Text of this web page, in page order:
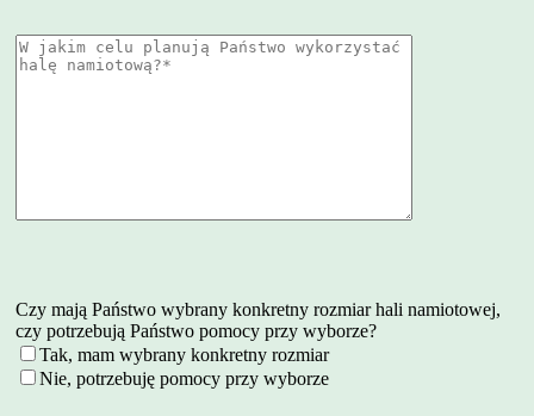
Czy mają Państwo wybrany konkretny rozmiar hali namiotowej,
czy potrzebują Państwo pomocy przy wyborze?
Tak, mam wybrany konkretny rozmiar
Nie, potrzebuję pomocy przy wyborze